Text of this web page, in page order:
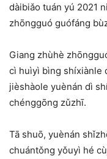
dàibiǎo tuán yú 2021
zhōngguó guófáng
Giang zhùhè
cì huìyì bìng shíxiànle
jièshàole yuènán dì
chénggōng zǔzhī.
Tā shuō, yuènán
chuántǒng yǒuyì hé